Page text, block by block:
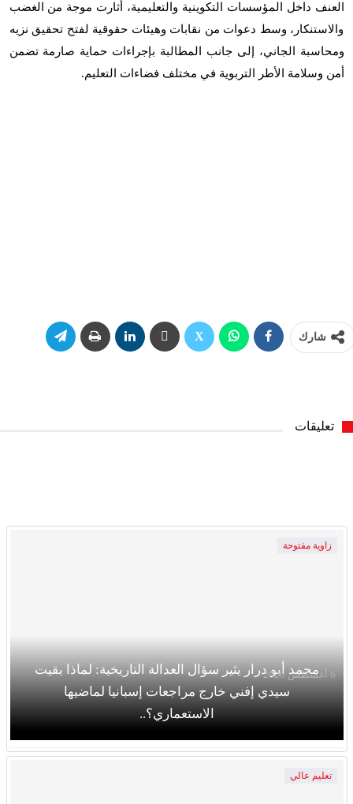
العنف داخل المؤسسات التكوينية والتعليمية، أثارت موجة من الغضب
والاستنكار، وسط دعوات من نقابات وهيئات حقوقية لفتح تحقيق نزيه
ومحاسبة الجاني، إلى جانب المطالبة بإجراءات حماية صارمة تضمن
أمن وسلامة الأطر التربوية في مختلف فضاءات التعليم.
شارك
تعليقات
زاوية مفتوحة
محمد أبو درار يثير سؤال العدالة التاريخية: لماذا بقيت
سيدي إفني خارج مراجعات إسبانيا لماضيها
الاستعماري؟..
6 أغسطس 2026
تعليم عالي